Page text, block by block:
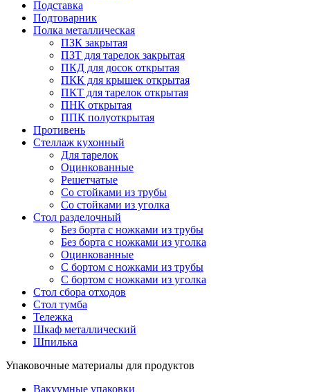
Подставка
Подтоварник
Полка металлическая
ПЗК закрытая
ПЗТ для тарелок закрытая
ПКД для досок открытая
ПКК для крышек открытая
ПКТ для тарелок открытая
ПНК открытая
ППК полуоткрытая
Противень
Стеллаж кухонный
Для тарелок
Оцинкованные
Решетчатые
Со стойками из трубы
Со стойками из уголка
Стол разделочный
Без борта с ножками из трубы
Без борта с ножками из уголка
Оцинкованные
С бортом с ножками из трубы
С бортом с ножками из уголка
Стол сбора отходов
Стол тумба
Тележка
Шкаф металлический
Шпилька
Упаковочные материалы для продуктов
Вакуумные упаковки